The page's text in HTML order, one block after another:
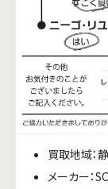
買取地域：
メーカー：